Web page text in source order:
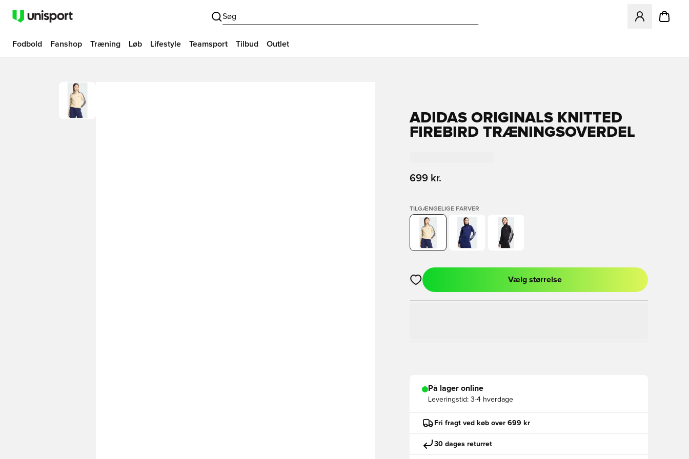
Søg
Åbner en
Fodbold Fanshop Træning Løb Lifestyle Teamsport Tilbud Outlet
ADIDAS ORIGINALS KNITTED
FIREBIRD TRÆNINGSOVERDEL
699 kr.
TILGÆNGELIGE FARVER
Åbner en Modal til at logge ind eller tilmelde dig som medlem
Vælg størrelse
På lager online
Leveringstid: 3-4 hverdage
Fri fragt ved køb over 699 kr
30 dages returret